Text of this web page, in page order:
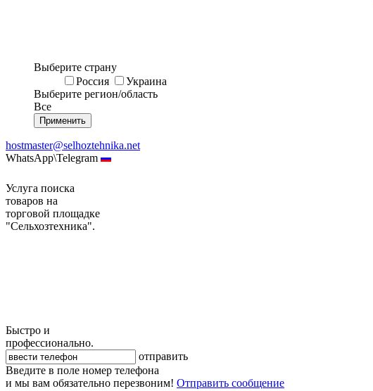
Выберите страну
Россия
Украина
Выберите регион/область
Все
hostmaster@selhoztehnika.net
WhatsApp\Telegram
Услуга поиска
товаров на
торговой площадке
"Сельхозтехника".
Быстро и
профессионально.
отправить
Введите в поле номер телефона
и мы вам обязательно перезвоним! Отправить сообщение